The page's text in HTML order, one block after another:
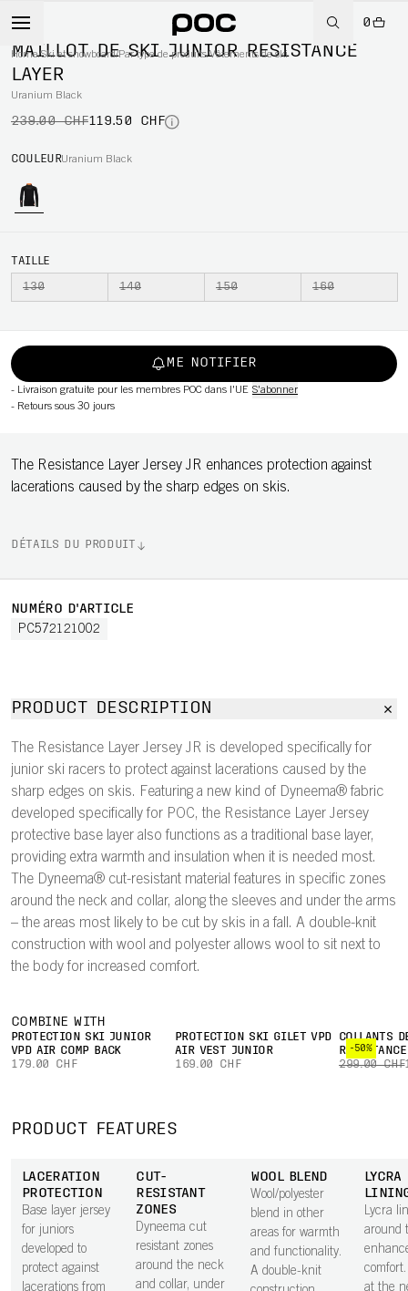
0
Home/Ski et snowboard/Par type de produits/Vêtements de ski
-50%
MAILLOT DE SKI JUNIOR RESISTANCE
LAYER
Uranium Black
239.00 CHF119.50 CHF
COULEURUranium Black
TAILLE
130 140 150 160
ME NOTIFIER
- Livraison gratuite pour les membres POC dans l'UE S'abonner
- Retours sous 30 jours
The Resistance Layer Jersey JR enhances protection against
lacerations caused by the sharp edges on skis.
DÉTAILS DU PRODUIT
NUMÉRO D'ARTICLE
PC572121002
PRODUCT DESCRIPTION
The Resistance Layer Jersey JR is developed specifically for
junior ski racers to protect against lacerations caused by the
sharp edges on skis. Featuring a new kind of Dyneema® fabric
developed specifically for POC, the Resistance Layer Jersey
protective base layer also functions as a traditional base layer,
providing extra warmth and insulation when it is needed most.
The Dyneema® cut-resistant material features in specific zones
around the neck and collar, along the sleeves and under the arms
– the areas most likely to be cut by skis in a fall. A double-knit
construction with wool and polyester allows wool to sit next to
the body for increased comfort.
COMBINE WITH
PROTECTION SKI JUNIOR
VPD AIR COMP BACK
179.00 CHF
PROTECTION SKI GILET VPD
AIR VEST JUNIOR
169.00 CHF
-50%
COLLANTS
299.00 CHF
PRODUCT FEATURES
LACERATION
PROTECTION
Base layer jersey
for juniors
developed to
protect against
lacerations from
CUT-
RESISTANT
ZONES
Dyneema cut
resistant zones
around the neck
and collar, under
WOOL BLEND
Wool/polyester
blend in other
areas for warmth
and functionality.
A double-knit
LYCRA
Lycra
around
at the